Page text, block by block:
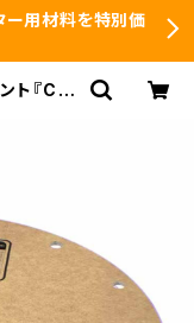
ー用材料を特別価
ト『Cry